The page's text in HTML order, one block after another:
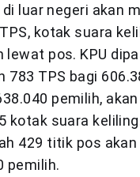
luar negeri akan
kotak suara
lewat pos. KPU
783 TPS bagi
pemilih,
kotak suara
429 titik pos
pemilih.